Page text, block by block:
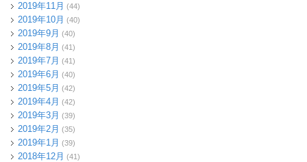
2019年11月 (44)
2019年10月 (40)
2019年9月 (40)
2019年8月 (41)
2019年7月 (41)
2019年6月 (40)
2019年5月 (42)
2019年4月 (42)
2019年3月 (39)
2019年2月 (35)
2019年1月 (39)
2018年12月 (41)